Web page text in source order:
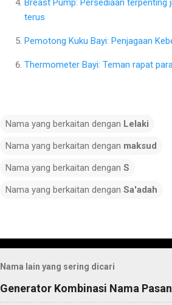
terus
Pemotong Kuku Bayi: Penjagaan
Thermometer Bayi: Teman rapat
Nama yang berkaitan dengan Lelaki
Nama yang berkaitan dengan maksud
Nama yang berkaitan dengan S
Nama yang berkaitan dengan Sa'adah
e
Nama lain yang sering dicari
Generator Kombinasi Nama